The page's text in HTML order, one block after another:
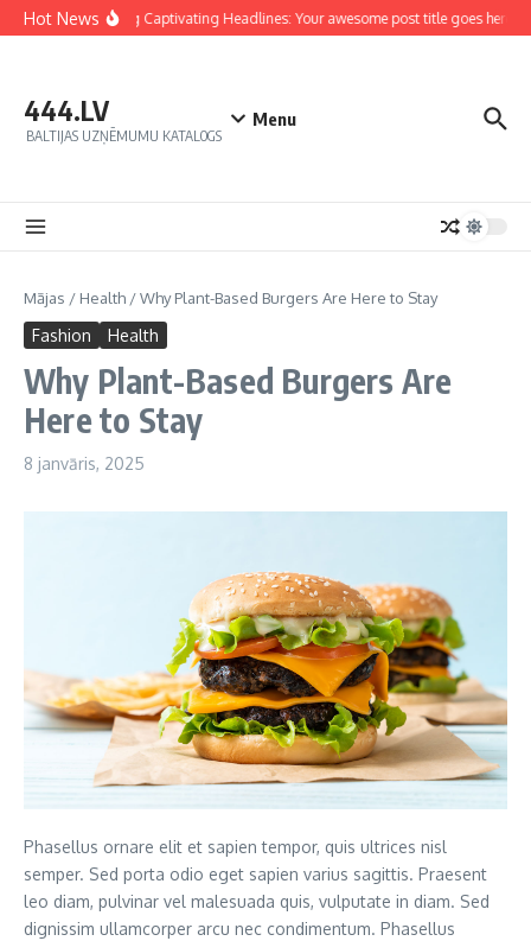
Hot NewsCrafting Captivating Headlines: Your awesome post title goes here
444.LV
BALTIJAS UZŅĒMUMU KATALOGS
Menu
Mājas / Health /Why Plant-Based Burgers Are Here to Stay
Fashion Health
Why Plant-Based Burgers Are
Here to Stay
8 janvāris, 2025
Phasellus ornare elit et sapien tempor, quis ultrices nisl
semper. Sed porta odio eget sapien varius sagittis. Praesent
leo diam, pulvinar vel malesuada quis, vulputate in diam. Sed
dignissim ullamcorper arcu nec condimentum. Phasellus